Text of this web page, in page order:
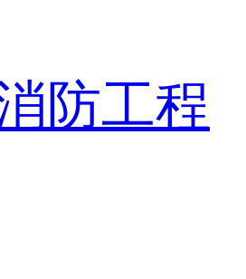
防工程